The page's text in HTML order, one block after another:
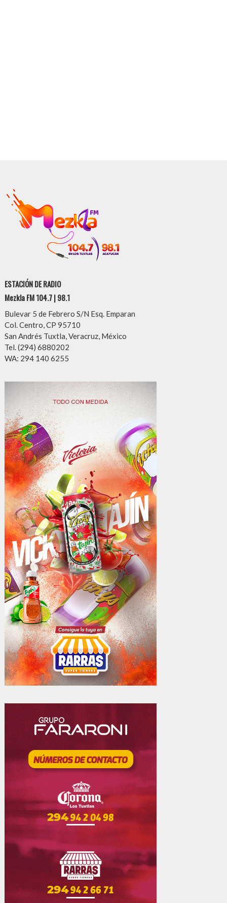
ESTACIÓN DE RADIO
Mezkla FM 104.7 | 98.1
Bulevar 5 de Febrero S/N Esq. Emparan
Col. Centro, CP 95710
San Andrés Tuxtla, Veracruz, México
Tel. (294) 6880202
WA: 294 140 6255